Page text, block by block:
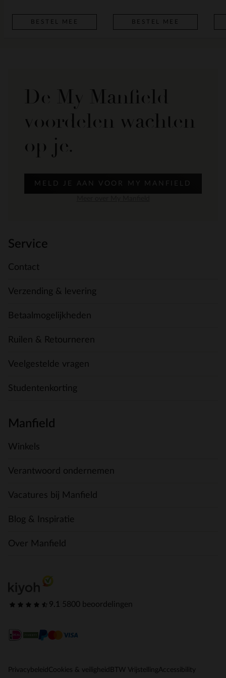
BESTEL MEE BESTEL MEE
De My Manfield
voordelen wachten
op je.
MELD JE AAN VOOR MY MANFIELD
Service
Contact
Verzending & levering
Betaalmogelijkheden
Ruilen & Retourneren
Veelgestelde vragen
Studentenkorting
Manfield
Winkels
Verantwoord ondernemen
Vacatures bij Manfield
Blog & Inspiratie
Over Manfield
9.1 5800 beoordelingen
Privacybeleid Cookies & veiligheid BTW VrijstellingAccessibility